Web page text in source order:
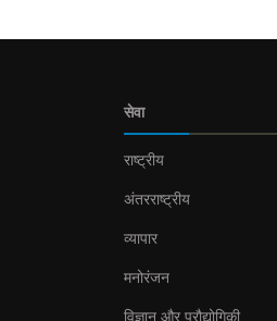
सेवा
राष्ट्रीय
अंतरराष्ट्रीय
व्यापार
मनोरंजन
विज्ञान और प्रौद्योगिकी